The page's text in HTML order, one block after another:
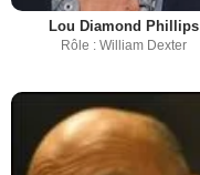
Lou Diamond Phillips
Rôle : William Dexter